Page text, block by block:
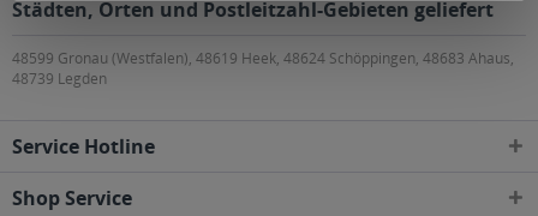
Städten, Orten und Postleitzahl-Gebieten geliefert
48599 Gronau (Westfalen), 48619 Heek, 48624 Schöppingen, 48683 Ahaus,
48739 Legden
Service Hotline
Shop Service